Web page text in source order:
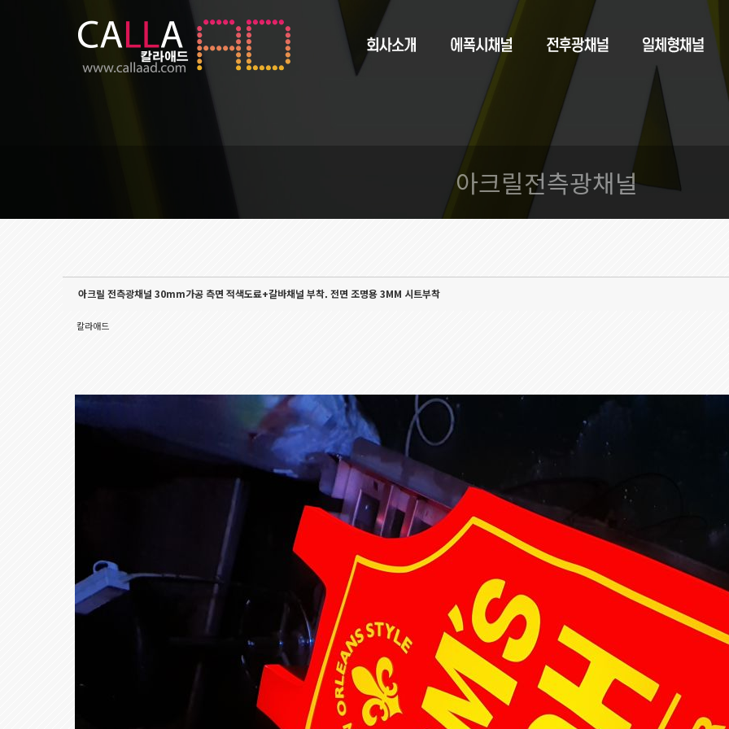
아크릴전측광채널
아크릴 전측광채널 30mm가공 측면 적색도료+갈바채널 부착. 전면 조명용 3MM 시트부착
칼라애드